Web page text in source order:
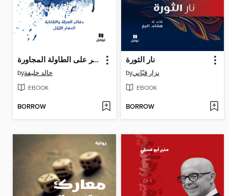
نسر على الطاولة المجاورة
byخالد خليفة
EBOOK
BORROW
نار الثورة
byنزار قبّاني
EBOOK
BORROW